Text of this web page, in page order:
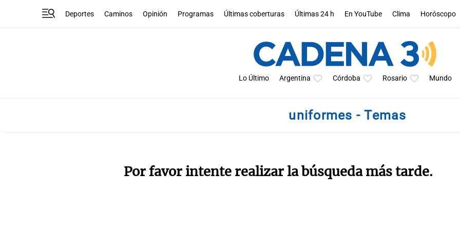
Deportes Caminos Opinión Programas Últimas coberturas Últimas 24 h En YouTube Clima Horóscopo
Lo Último Argentina Córdoba Rosario Mundo
uniformes - Temas
Por favor intente realizar la búsqueda más tarde.